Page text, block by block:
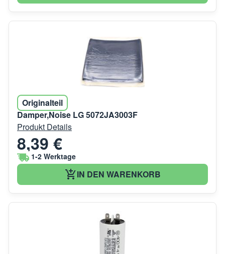
Originalteil
Damper,Noise LG 5072JA3003F
Produkt Details
8,39 €
1-2 Werktage
IN DEN WARENKORB